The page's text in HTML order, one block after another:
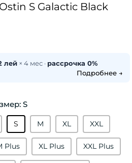
S Galactic Black
лей× 4 мес · рассрочка 0%
Подробнее →
S
S М XL XXL
Plus XL Plus XXL Plus